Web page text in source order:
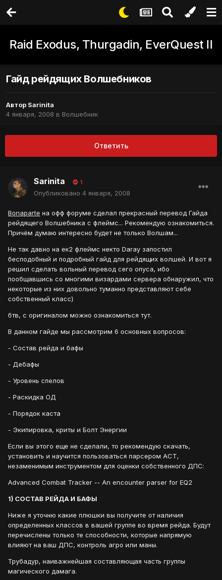
Raid Exodus, Thurgadin, EverQuest II
Гайд рейдящих Волшебников
Автор Sarinita
4 января, 2008 в Волшебник
Ответить
Sarinita 1
Опубликовано 4 января, 2008
Bonaparte на офф форуме сделал прекрасный перевод Гайда
рейдящего Волшебника с флеймс... Рекомендую ознакомиться.
Причём думаю интересно будет не только Волшам...
Не так давно на ек2 флеймс некто Daray запостил
бесподобный и подробный гайд для рейдящих волшей. И вот я
решил сделать вольный перевод сего опуса, ибо
пообщавшись со многими визардами сервера обнаружил, что
некоторые из них довольно туманно представляют себе
собственный класс)
бтв, с оригиналом можно ознакомиться тут.
В данном гайде мы рассмотрим 6 основных вопросов:
- Состав рейда и бафы
- Дебафы
- Уровень спелов
- Раскидка ОД
- Порядок каста
- Экипировка, криты и Болт Энергии
Если вы этого еще не сделали, то рекомендую скачать,
установить и научится пользоваться парсером АСТ,
незаменимым инструментом для оценки собственного ДПС:
Advanced Combat Tracker -- An encounter parser for EQ2
1) СОСТАВ РЕЙДА И БАФЫ
Ниже я уточню какие плюшки вы получите от наличия
определенных классов в вашей группе во время рейда. Будут
перечислены только те способности, которые напрямую
влияют на ваш ДПС, контроль агро или маны.
Трубадур, наиважнейшая составляющая часть группы
магического дамага.